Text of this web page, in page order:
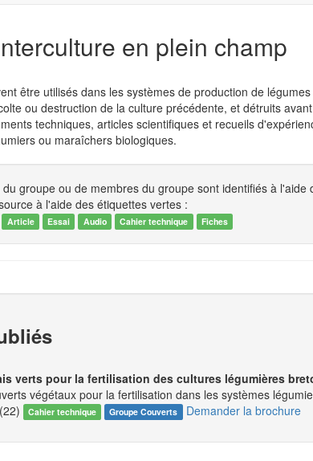
en plein champ
être utilisés dans les systèmes de production de
ou destruction de la culture précédente, et détruits
techniques, articles scientifiques et recueils
ou maraîchers biologiques.
groupe ou de membres du groupe sont identifiés à l'aide
à l'aide des étiquettes vertes :
Article Essai Audio Cahier technique Fiches
verts pour la fertilisation des cultures légumières
végétaux pour la fertilisation dans les systèmes
Cahier technique Groupe Couverts Demander la brochure